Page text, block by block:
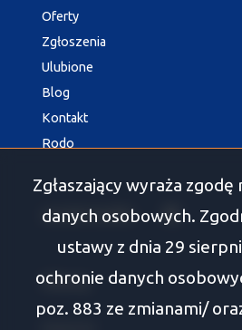
Oferty
Zgłoszenia
Ulubione
Blog
Kontakt
Rodo
social media Facebook
Oferty
Zgłaszający wyraża
danych osobowych.
ustawy z dnia 29
ochronie danych
poz. 883 ze zmianami/